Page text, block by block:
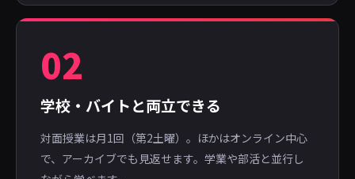
02
学校・バイトと両立できる
対面授業は月1回（第2土曜）。ほかはオンライン中心
で、アーカイブでも見返せます。学業や部活と並行し